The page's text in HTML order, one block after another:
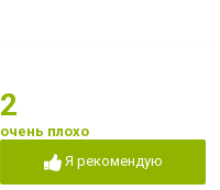
2
очень плохо
Я рекомендую